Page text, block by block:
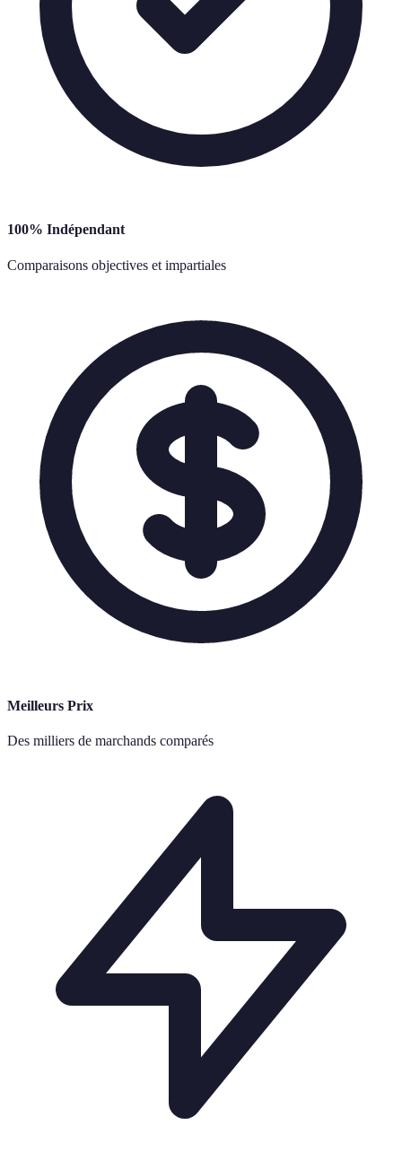
100% Indépendant
Comparaisons objectives et impartiales
Meilleurs Prix
Des milliers de marchands comparés